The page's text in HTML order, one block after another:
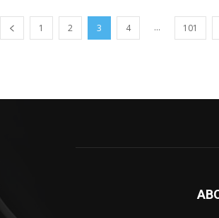
1 2 3 4 ... 101